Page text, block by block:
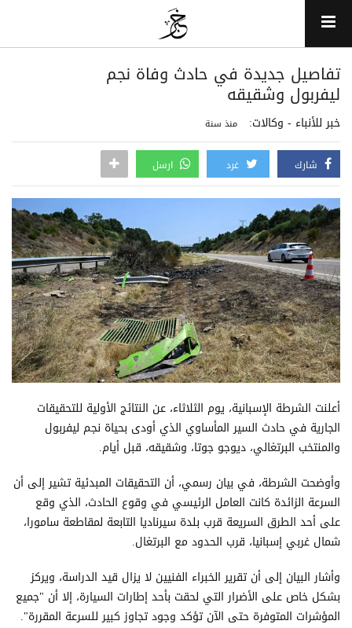
تفاصيل جديدة في حادث وفاة نجم
ليفربول وشقيقه
خبر للأنباء - وكالات: منذ سنة
شارك غرد ارسل
أعلنت الشرطة الإسبانية، يوم الثلاثاء، عن النتائج الأولية للتحقيقات
الجارية في حادث السير المأساوي الذي أودى بحياة نجم ليفربول
والمنتخب البرتغالي، ديوجو جوتا، وشقيقه، قبل أيام.
وأوضحت الشرطة، في بيان رسمي، أن التحقيقات المبدئية تشير إلى أن
السرعة الزائدة كانت العامل الرئيسي في وقوع الحادث، الذي وقع
على أحد الطرق السريعة قرب بلدة سيرناديا التابعة لمقاطعة سامورا،
شمال غربي إسبانيا، قرب الحدود مع البرتغال.
وأشار البيان إلى أن تقرير الخبراء الفنيين لا يزال قيد الدراسة، ويركز
بشكل خاص على الأضرار التي لحقت بأحد إطارات السيارة، إلا أن "جميع
المؤشرات المتوفرة حتى الآن تؤكد وجود تجاوز كبير للسرعة المقررة".